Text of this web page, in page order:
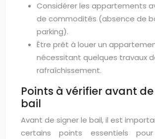
Considérer les appartements
de commodités (absence de
parking).
Être prêt à louer un
nécessitant quelques travaux
rafraîchissement.
Points à vérifier avant
bail
Avant de signer le bail, il est
certains points essentiels